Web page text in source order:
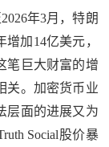
年3月，特朗
加14亿美元，
笔巨大财富的增
关。加密货币业
层面的进展又为
Social股价暴